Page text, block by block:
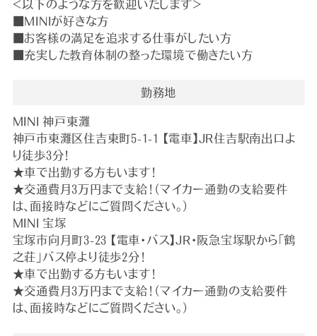
＜以下のような方を歓迎いたします＞
■MINIが好きな方
■お客様の満足を追求する仕事がしたい方
■充実した教育体制の整った環境で働きたい方
勤務地
MINI 神戸東灘
神戸市東灘区住吉東町5-1-1 【電車】JR住吉駅南出口よ
り徒歩3分！
★車で出勤する方もいます！
★交通費月3万円まで支給！（マイカー通勤の支給要件
は、面接時などにご質問ください。）
MINI 宝塚
宝塚市向月町3-23 【電車・バス】JR・阪急宝塚駅から「鶴
之荘」バス停より徒歩2分！
★車で出勤する方もいます！
★交通費月3万円まで支給！（マイカー通勤の支給要件
は、面接時などにご質問ください。）